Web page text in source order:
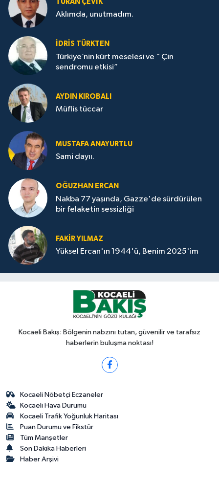
TURAN ÇEVİK
Aklımda, unutmadım.
İDRİS TÜRKTEN
Türkiye’nin kürt meselesi ve “ Çin
sendromu etkisi”
AYDIN KIROBALI
Müflis tüccar
MUSTAFA ANAYURTLU
Sami dayıı.
OĞUZHAN ERCAN
Nakba 77 yaşında, Gazze'de sürdürülen
bir felaketin sessizliği
FAKİR YILMAZ
Yüksel Ercan'ın 1944'ü, Benim 2025'im
Kocaeli Bakış: Bölgenin nabzını tutan, güvenilir ve tarafsız
haberlerin buluşma noktası!
Kocaeli Nöbetçi Eczaneler
Kocaeli Hava Durumu
Kocaeli Trafik Yoğunluk Haritası
Puan Durumu ve Fikstür
Tüm Manşetler
Son Dakika Haberleri
Haber Arşivi